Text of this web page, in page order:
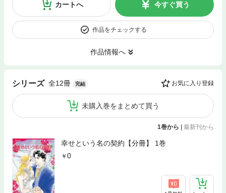
カートへ 今すぐ買う
作品をチェックする
作品情報へ
シリーズ 全12冊 完結 お気に入り登録
未購入巻をまとめて買う
1巻から 最新刊から
幸せという名の契約【分冊】 1巻
0